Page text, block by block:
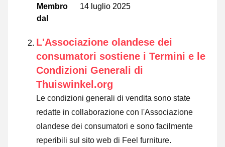
Membro
dal
14 luglio 2025
L'Associazione olandese dei
consumatori sostiene i Termini e le
Condizioni Generali di
Thuiswinkel.org
Le condizioni generali di vendita sono state
redatte in collaborazione con l'Associazione
olandese dei consumatori e sono facilmente
reperibili sul sito web di Feel furniture.